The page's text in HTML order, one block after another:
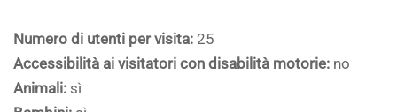
Numero di utenti per visita: 25
Accessibilità ai visitatori con disabilità motorie: no
Animali: sì